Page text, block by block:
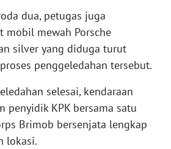
dua, petugas juga
mobil mewah Porsche
silver yang diduga turut
penggeledahan tersebut.
selesai, kendaraan
penyidik KPK bersama satu
Brimob bersenjata lengkap
lokasi.